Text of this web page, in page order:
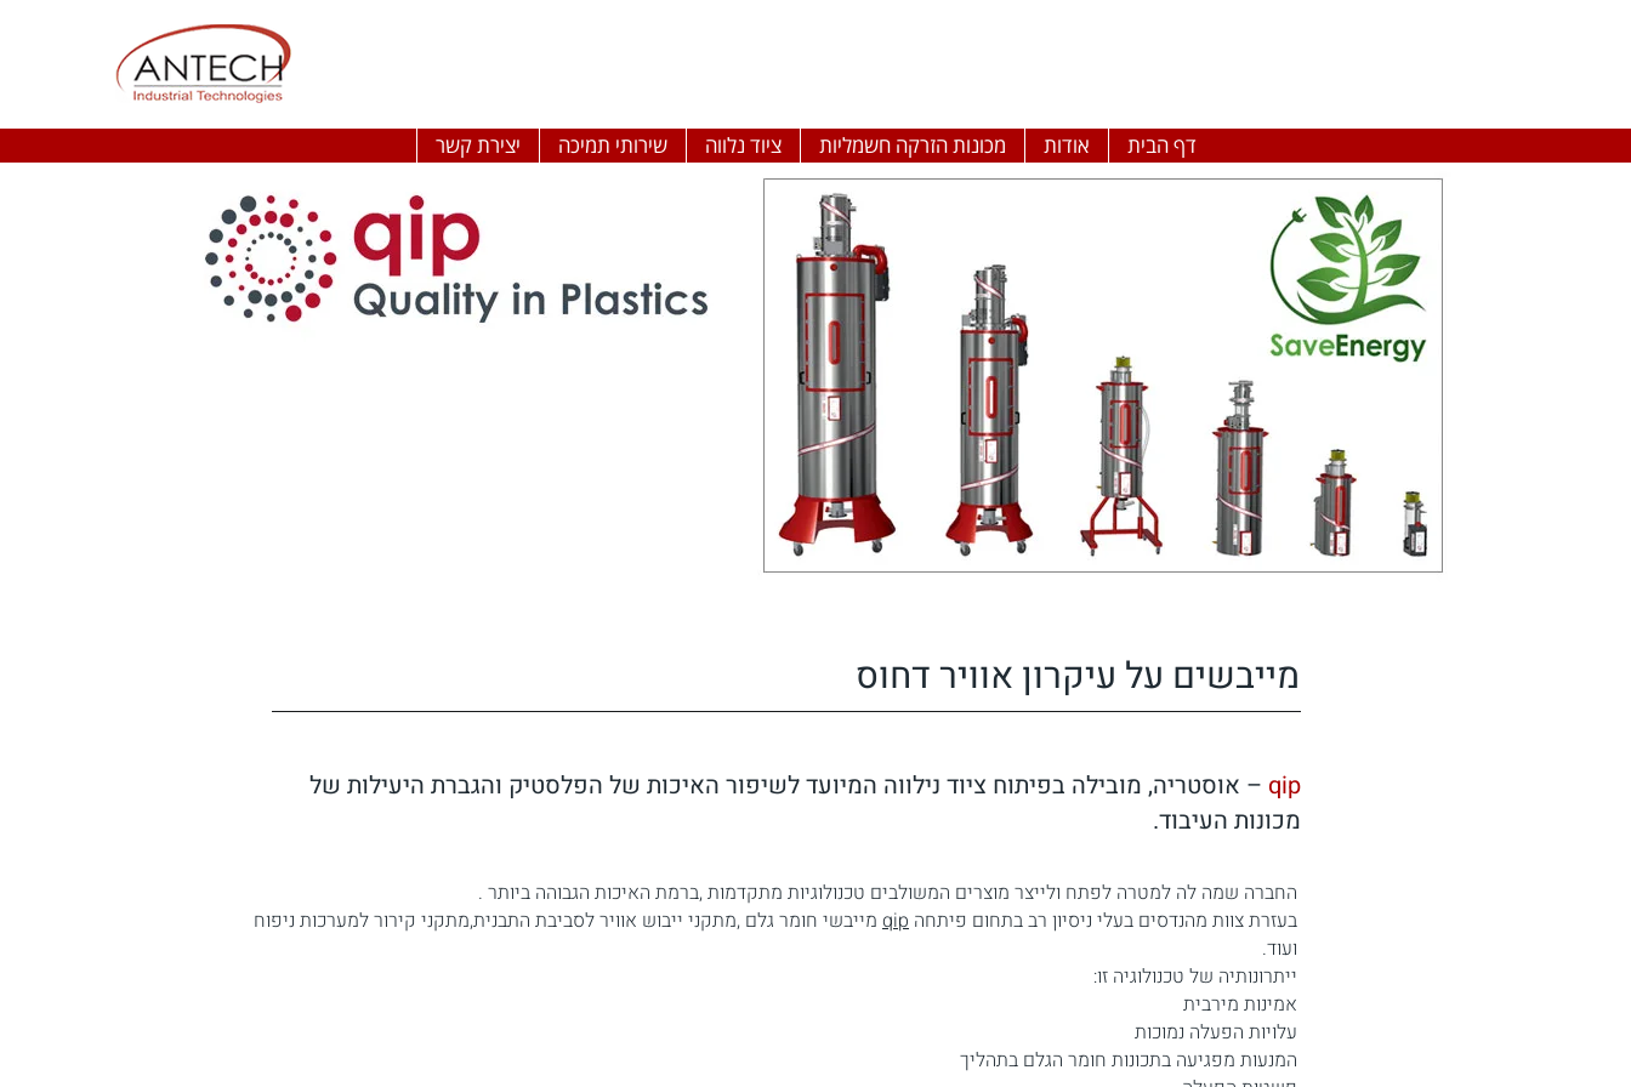
דף הבית אודות מכונות הזרקה חשמליות ציוד נלווה שירותי תמיכה יצירת קשר
מייבשים על עיקרון אוויר דחוס
qip – אוסטריה, מובילה בפיתוח ציוד נילווה המיועד לשיפור האיכות של הפלסטיק והגברת היעילות של
מכונות העיבוד.
החברה שמה לה למטרה לפתח ולייצר מוצרים המשולבים טכנולוגיות מתקדמות ,ברמת האיכות הגבוהה ביותר .
בעזרת צוות מהנדסים בעלי ניסיון רב בתחום פיתחה qip מייבשי חומר גלם ,מתקני ייבוש אוויר לסביבת התבנית,מתקני קירור למערכות ניפוח
ועוד.
ייתרונותיה של טכנולוגיה זו:
אמינות מירבית
עלויות הפעלה נמוכות
המנעות מפגיעה בתכונות חומר הגלם בתהליך